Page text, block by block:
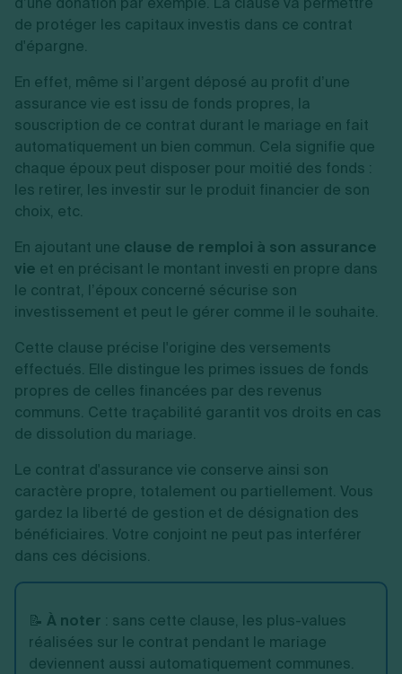
de protéger les capitaux investis dans ce contrat
d'épargne.
En effet, même si l’argent déposé au profit d’une
assurance vie est issu de fonds propres, la
souscription de ce contrat durant le mariage en fait
automatiquement un bien commun. Cela signifie que
chaque époux peut disposer pour moitié des fonds :
les retirer, les investir sur le produit financier de son
choix, etc.
En ajoutant une clause de remploi à son assurance
vie et en précisant le montant investi en propre dans
le contrat, l’époux concerné sécurise son
investissement et peut le gérer comme il le souhaite.
Cette clause précise l'origine des versements
effectués. Elle distingue les primes issues de fonds
propres de celles financées par des revenus
communs. Cette traçabilité garantit vos droits en cas
de dissolution du mariage.
Le contrat d'assurance vie conserve ainsi son
caractère propre, totalement ou partiellement. Vous
gardez la liberté de gestion et de désignation des
bénéficiaires. Votre conjoint ne peut pas interférer
dans ces décisions.
📝 À noter : sans cette clause, les plus-values
réalisées sur le contrat pendant le mariage
deviennent aussi automatiquement communes.